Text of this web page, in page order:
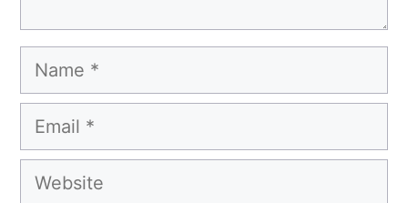
Name
Email
Website